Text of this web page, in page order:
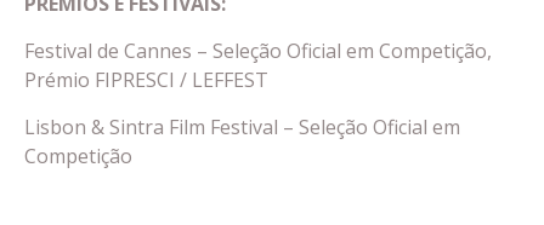
Festival de Cannes – Seleção Oficial em Competição,
Prémio FIPRESCI / LEFFEST
Lisbon & Sintra Film Festival – Seleção Oficial em
Competição